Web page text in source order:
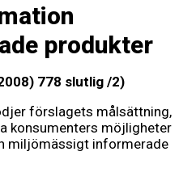
produkter
778 slutlig /2)
förslagets målsättning,
konsumenters möjligheter
miljömässigt informerade